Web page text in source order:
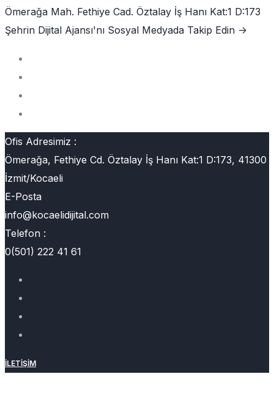
Ömerağa Mah. Fethiye Cad. Öztalay İş Hanı Kat:1 D:173
Şehrin Dijital Ajansı'nı Sosyal Medyada Takip Edin ->
Ofis Adresimiz :
Ömerağa, Fethiye Cd. Öztalay İş Hanı Kat:1 D:173, 41300
İzmit/Kocaeli
E-Posta
info@kocaelidijital.com
Telefon :
0(501) 222 41 61
İLETIŞIM